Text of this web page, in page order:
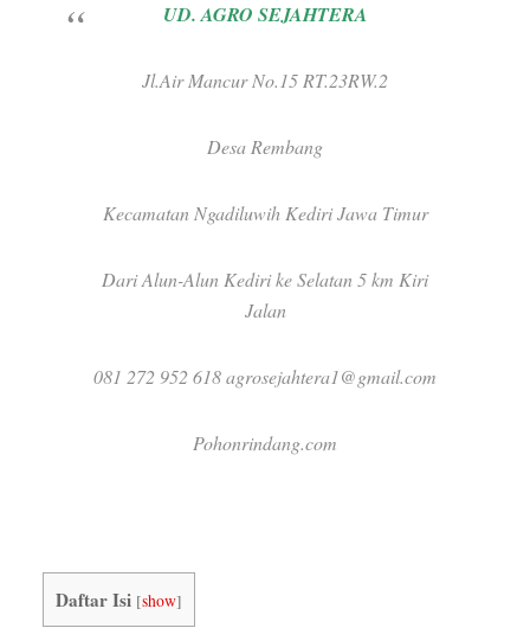
UD. AGRO SEJAHTERA
Jl.Air Mancur No.15 RT.23RW.2
Desa Rembang
Kecamatan Ngadiluwih Kediri Jawa Timur
Dari Alun-Alun Kediri ke Selatan 5 km Kiri
Jalan
081 272 952 618 agrosejahtera1@gmail.com
Pohonrindang.com
Daftar Isi [show]